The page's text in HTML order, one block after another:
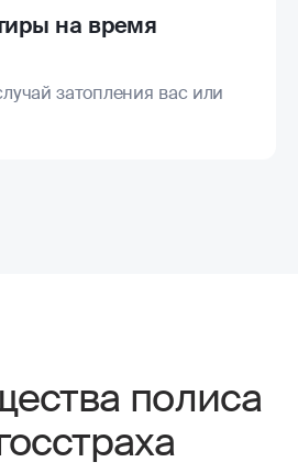
на время
затопления вас или
полиса